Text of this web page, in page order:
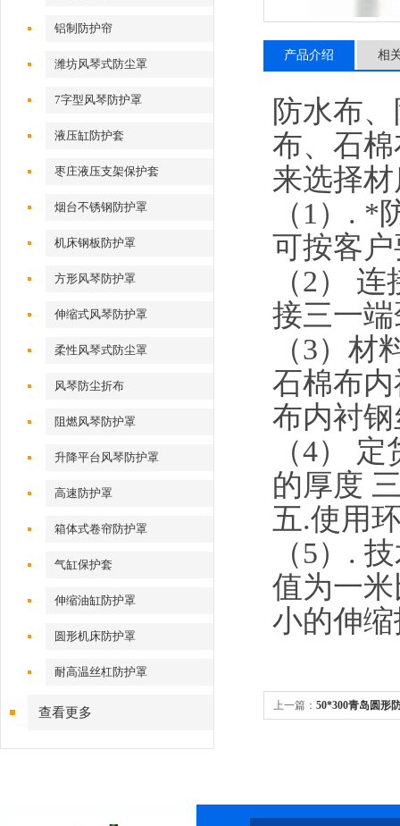
铝制防护帘
潍坊风琴式防尘罩
7字型风琴防护罩
液压缸防护套
枣庄液压支架保护套
烟台不锈钢防护罩
机床钢板防护罩
方形风琴防护罩
伸缩式风琴防护罩
柔性风琴式防尘罩
风琴防尘折布
阻燃风琴防护罩
升降平台风琴防护罩
高速防护罩
箱体式卷帘防护罩
气缸保护套
伸缩油缸防护罩
圆形机床防护罩
耐高温丝杠防护罩
查看更多
产品介绍 相
防水布
布、石
来选择
（1）.
可按客
（2）
接三一
（3）
石棉布
布内衬
（4）
的厚度
五.使用
（5）.
值为一
小的伸
上一篇： 50*300青岛圆形